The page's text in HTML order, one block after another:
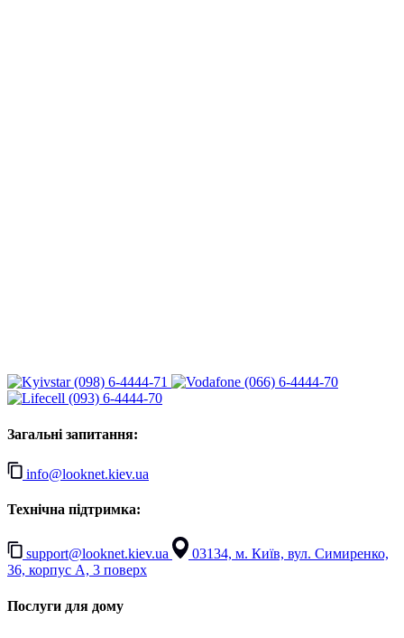
(098) 6-4444-71
(066) 6-4444-70
(093) 6-4444-70
Загальні запитання:
info@looknet.kiev.ua
Технічна підтримка:
support@looknet.kiev.ua
03134, м. Київ, вул. Симиренко,
36, корпус А, 3 поверх
Послуги для дому